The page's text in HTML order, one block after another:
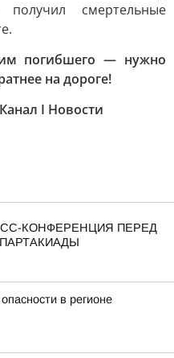
получил смертельные
погибшего — нужно
на дороге!
I Новости
КОНФЕРЕНЦИЯ ПЕРЕД
в регионе